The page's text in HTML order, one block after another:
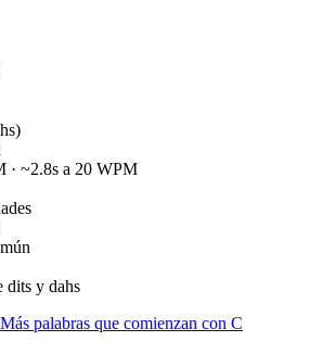
· ~2.8s a 20 WPM
dits y dahs
Más palabras que comienzan con C